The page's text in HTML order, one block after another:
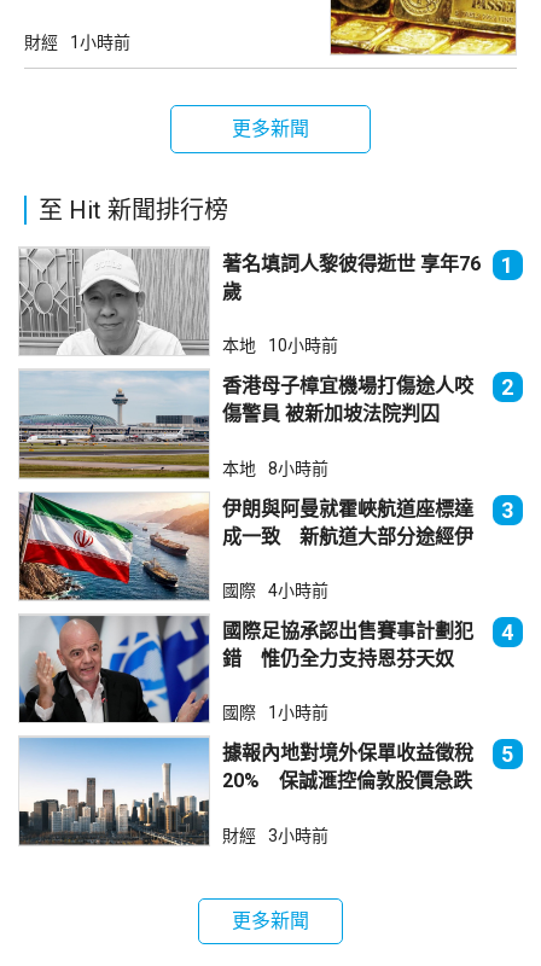
財經 1小時前
更多新聞
至 Hit 新聞排行榜
著名填詞人黎彼得逝世 享年76
歲
1
本地 10小時前
香港母子樟宜機場打傷途人咬
傷警員 被新加坡法院判囚
2
本地 8小時前
伊朗與阿曼就霍峽航道座標達
成一致 新航道大部分途經伊
3
國際 4小時前
國際足協承認出售賽事計劃犯
錯 惟仍全力支持恩芬天奴
4
國際 1小時前
據報內地對境外保單收益徵稅
20% 保誠滙控倫敦股價急跌
5
財經 3小時前
更多新聞